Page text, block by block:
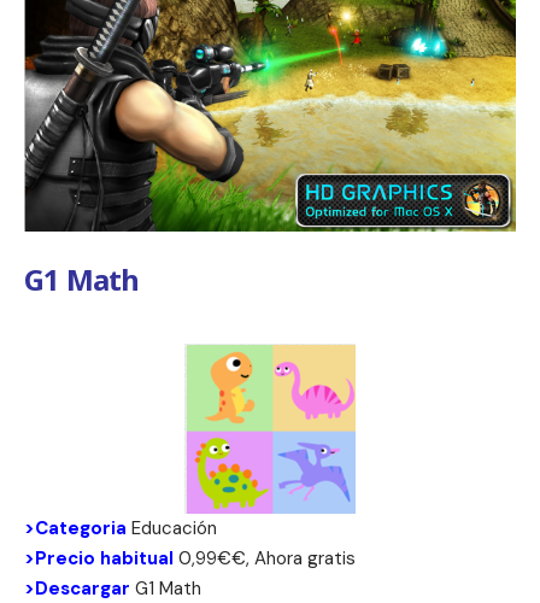
G1 Math
>Categoria Educación
>Precio habitual 0,99€€, Ahora gratis
>Descargar G1 Math